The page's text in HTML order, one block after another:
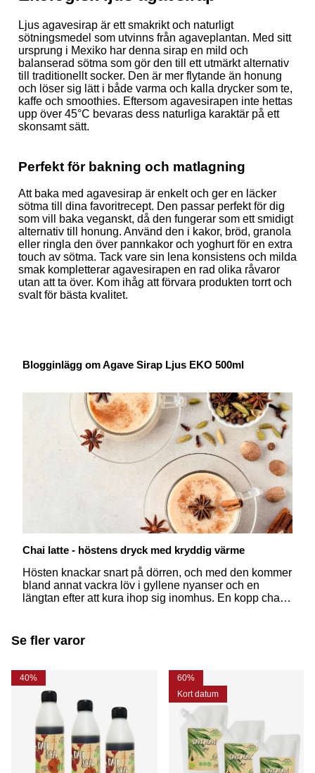
Ljus agavesirap är ett smakrikt och naturligt
sötningsmedel som utvinns från agaveplantan. Med sitt
ursprung i Mexiko har denna sirap en mild och
balanserad sötma som gör den till ett utmärkt alternativ
till traditionellt socker. Den är mer flytande än honung
och löser sig lätt i både varma och kalla drycker som te,
kaffe och smoothies. Eftersom agavesirapen inte hettas
upp över 45°C bevaras dess naturliga karaktär på ett
skonsamt sätt.
Perfekt för bakning och matlagning
Att baka med agavesirap är enkelt och ger en läcker
sötma till dina favoritrecept. Den passar perfekt för dig
som vill baka veganskt, då den fungerar som ett smidigt
alternativ till honung. Använd den i kakor, bröd, granola
eller ringla den över pannkakor och yoghurt för en extra
touch av sötma. Tack vare sin lena konsistens och milda
smak kompletterar agavesirapen en rad olika råvaror
utan att ta över. Kom ihåg att förvara produkten torrt och
svalt för bästa kvalitet.
Blogginlägg om Agave Sirap Ljus EKO 500ml
Chai latte - höstens dryck med kryddig värme
Hösten knackar snart på dörren, och med den kommer
bland annat vackra löv i gyllene nyanser och en
längtan efter att kura ihop sig inomhus. En kopp chai
hemma lite extra speciell.
Se fler varor
40%
60%
Kort datum